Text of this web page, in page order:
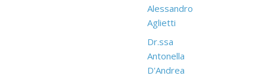
Alessandro
Aglietti
Dr.ssa
Antonella
D'Andrea